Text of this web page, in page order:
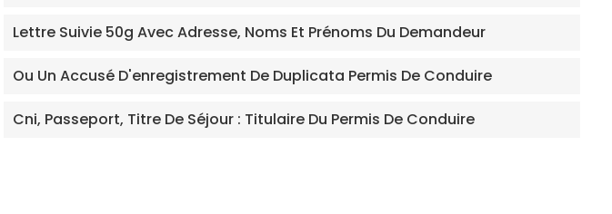
Lettre Suivie 50g Avec Adresse, Noms Et Prénoms Du Demandeur
Ou Un Accusé D'enregistrement De Duplicata Permis De Conduire
Cni, Passeport, Titre De Séjour : Titulaire Du Permis De Conduire